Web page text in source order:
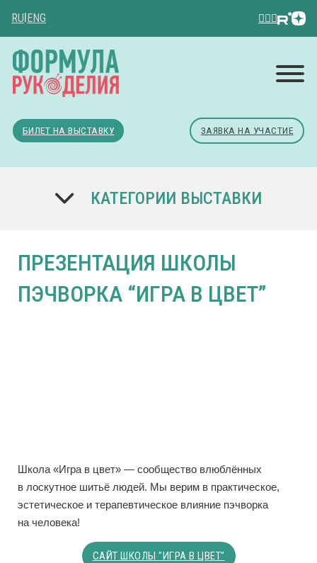
RU ENG
БИЛЕТ НА ВЫСТАВКУ ЗАЯВКА НА УЧАСТИЕ
КАТЕГОРИИ ВЫСТАВКИ
ПРЕЗЕНТАЦИЯ ШКОЛЫ
ПЭЧВОРКА “ИГРА В ЦВЕТ”
Школа «Игра в цвет» — сообщество влюблённых
в лоскутное шитьё людей. Мы верим в практическое,
эстетическое и терапевтическое влияние пэчворка
на человека!
САЙТ ШКОЛЫ "ИГРА В ЦВЕТ"